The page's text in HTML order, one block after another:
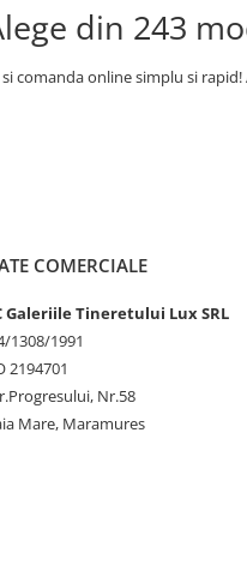
din 243
comanda online simplu si
COMERCIALE
Galeriile Tineretului Lux SRL
1308/1991
2194701
Nr.58
Mare, Maramures